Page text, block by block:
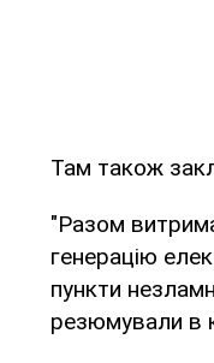
Там також
"Разом
генерацію
пункти
резюмували в